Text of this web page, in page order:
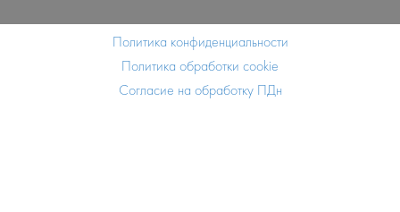
Политика конфиденциальности
Политика обработки cookie
Согласие на обработку ПДн